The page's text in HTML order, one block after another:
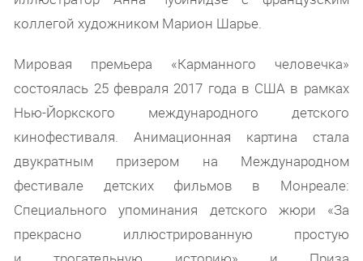
коллегой художником Марион Шарье.
Мировая премьера «Карманного человечка»
состоялась 25 февраля 2017 года в США в рамках
Нью-Йоркского международного детского
кинофестиваля. Анимационная картина стала
двукратным призером на Международном
фестивале детских фильмов в Монреале:
Специального упоминания детского жюри «За
прекрасно иллюстрированную простую